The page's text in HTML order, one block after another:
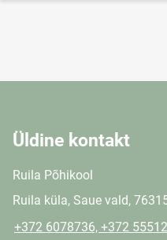
Üldine kontakt
Ruila Põhikool
Ruila küla, Saue vald,
+372 6078736, +372